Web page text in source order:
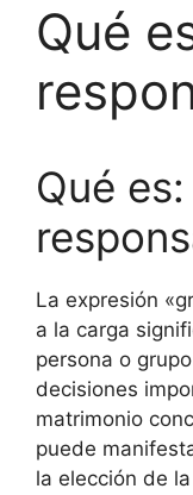
Qué
Qué
La expresión
a la carga
persona o
decisiones
matrimonio
puede
la elección de